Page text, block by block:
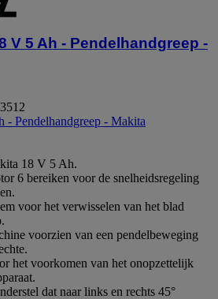
V 5 Ah - Pendelhandgreep -
- Pendelhandgreep - Makita
18 V 5 Ah.
6 bereiken voor de snelheidsregeling
voor het verwisselen van het blad
voorzien van een pendelbeweging
het voorkomen van het onopzettelijk
dat naar links en rechts 45°